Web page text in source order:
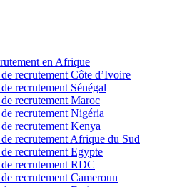
en Afrique
recrutement Côte d’Ivoire
recrutement Sénégal
recrutement Maroc
recrutement Nigéria
recrutement Kenya
recrutement Afrique du Sud
recrutement Egypte
recrutement RDC
recrutement Cameroun